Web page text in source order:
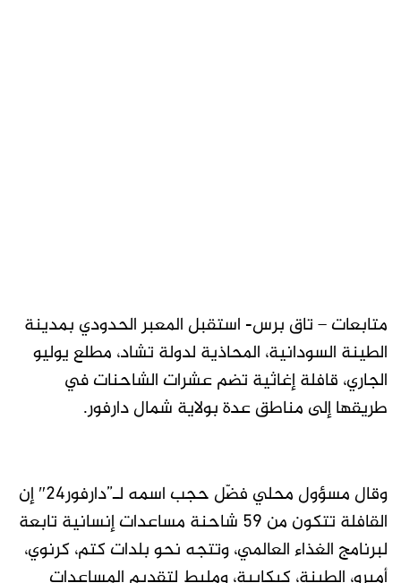
متابعات – تاق برس- استقبل المعبر الحدودي بمدينة
الطينة السودانية، المحاذية لدولة تشاد، مطلع يوليو
الجاري، قافلة إغاثية تضم عشرات الشاحنات في
طريقها إلى مناطق عدة بولاية شمال دارفور.
وقال مسؤول محلي فضّل حجب اسمه لـ”دارفور24″ إن
القافلة تتكون من 59 شاحنة مساعدات إنسانية تابعة
لبرنامج الغذاء العالمي، وتتجه نحو بلدات كتم، كرنوي،